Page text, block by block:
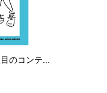
のコンテ...